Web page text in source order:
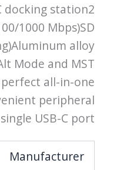
docking station2
1000 Mbps)SD
alloy
Mode and MST
all-in-one
peripheral
USB-C port.
Manufacturer